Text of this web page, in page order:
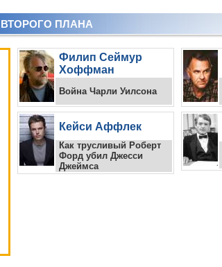
ПЛАНА
Филип Сеймур
Хоффман
Война Чарли Уилсона
Кейси Аффлек
Как трусливый Роберт
Форд убил Джесси
Джеймса